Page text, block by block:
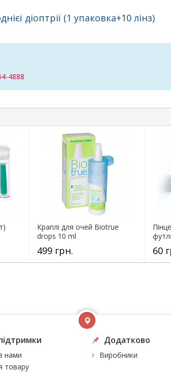
діоптрії (1 упаковка+10 лінз)
4888
Краплі для очей Biotrue
drops 10 ml
499 грн. 60
нами
товару
Додатково
Виробники